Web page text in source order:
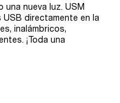
nueva luz. USM
directamente en la
inalámbricos,
¡Toda una